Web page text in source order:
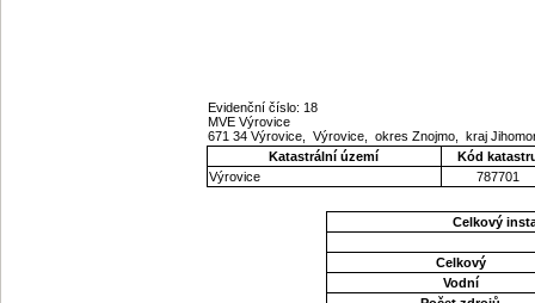
Evidenční číslo: 18
MVE Výrovice
671 34 Výrovice, Výrovice, okres Znojmo, kraj
Katastrální území
Kód
Výrovice
787701
Celkový
Celkový
Vodní